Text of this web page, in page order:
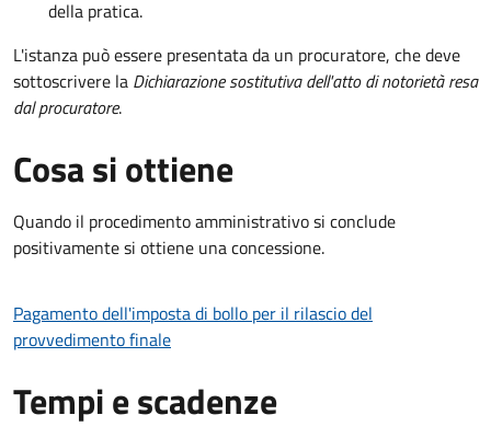
della pratica.
L'istanza può essere presentata da un procuratore, che deve
sottoscrivere la Dichiarazione sostitutiva dell'atto di notorietà resa
dal procuratore.
Cosa si ottiene
Quando il procedimento amministrativo si conclude
positivamente si ottiene una concessione.
Pagamento dell'imposta di bollo per il rilascio del
provvedimento finale
Tempi e scadenze